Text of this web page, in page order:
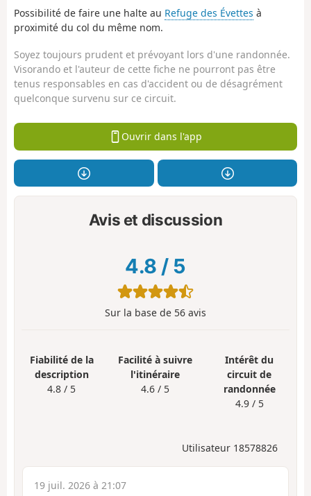
Possibilité de faire une halte au Refuge des Évettes à
proximité du col du même nom.
Soyez toujours prudent et prévoyant lors d'une randonnée.
Visorando et l'auteur de cette fiche ne pourront pas être
tenus responsables en cas d'accident ou de désagrément
quelconque survenu sur ce circuit.
Ouvrir dans l'app
Avis et discussion
4.8 / 5
Sur la base de 56 avis
Fiabilité de la
description
4.8 / 5
Facilité à suivre
l'itinéraire
4.6 / 5
Intérêt du
circuit de
randonnée
4.9 / 5
Utilisateur 18578826
19 juil. 2026 à 21:07